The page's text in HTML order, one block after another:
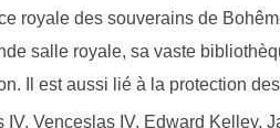
royale des souverains de
salle royale, sa vaste
Il est aussi lié à la protection
IV, Venceslas IV, Edward Kelley,